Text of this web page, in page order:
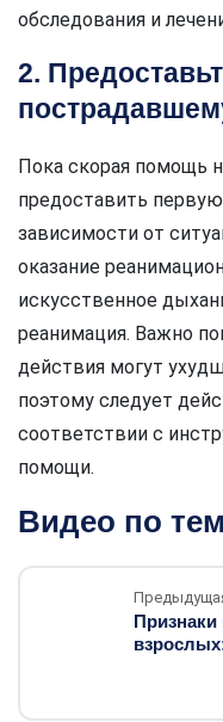
обследования и
2.
Пока скорая помощь
предоставить
зависимости от
оказание
искусственное
реанимация. Важно
действия могут
поэтому следует
соответствии с
помощи.
Видео по
Признаки